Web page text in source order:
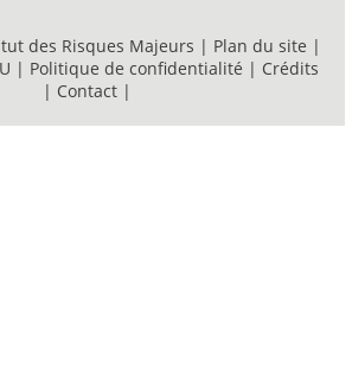
des Risques Majeurs | Plan du site |
| Politique de confidentialité | Crédits
| Contact |